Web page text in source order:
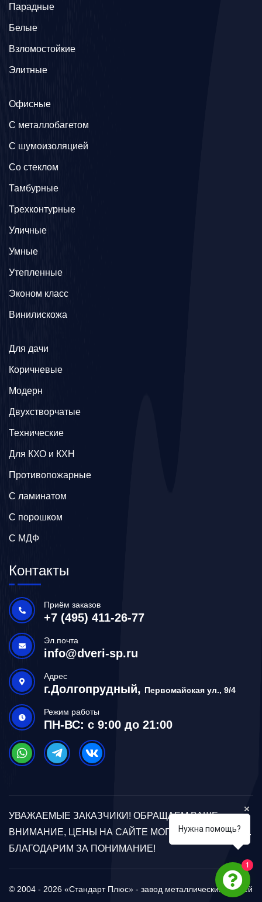
Парадные
Белые
Взломостойкие
Элитные
Офисные
C металлобагетом
С шумоизоляцией
Со стеклом
Тамбурные
Трехконтурные
Уличные
Умные
Утепленные
Эконом класс
Винилискожа
Для дачи
Коричневые
Модерн
Двухстворчатые
Технические
Для КХО и КХН
Противопожарные
С ламинатом
С порошком
С МДФ
Контакты
Приём заказов
+7 (495) 411-26-77
Эл.почта
info@dveri-sp.ru
Адрес
г.Долгопрудный, Первомайская ул., 9/4
Режим работы
ПН-ВС: с 9:00 до 21:00
УВАЖАЕМЫЕ ЗАКАЗЧИКИ! ОБРАЩАЕМ ВАШЕ
ВНИМАНИЕ, ЦЕНЫ НА САЙТЕ МОГУТ ОТЛИЧАТЬСЯ.
БЛАГОДАРИМ ЗА ПОНИМАНИЕ!
© 2004 - 2026 «Стандарт Плюс» - завод металлических дверей
Нужна помощь?
1